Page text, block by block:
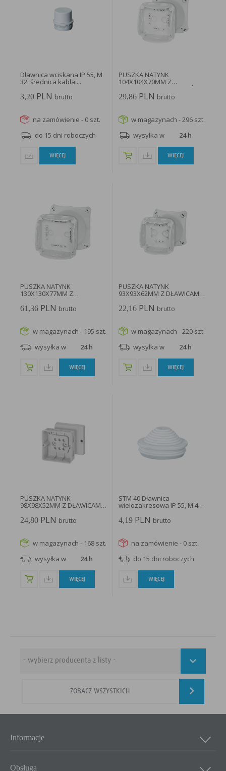
Dławnica wciskana IP 55, M
32, średnica kabla:...
3,20PLN brutto
na zamówienie - 0 szt.
do 15 dni roboczych
WIĘCEJ
PUSZKA NATYNK
104X104X70MM Z
DŁAWICAMI BEZ ZACISKÓW...
29,86 PLN brutto
w magazynach - 296 szt.
wysyłka w
24 h
WIĘCEJ
PUSZKA NATYNK
130X130X77MM Z
ZACISKÓW...
61,36PLN brutto
w magazynach - 195 szt.
wysyłka w
24 h
WIĘCEJ
PUSZKA NATYNK
93X93X62MM Z DŁAWICAMI
BEZ ZACISKÓW...
22,16 PLN brutto
w magazynach - 220 szt.
wysyłka w
24 h
WIĘCEJ
PUSZKA NATYNK
98X98X52MM Z DŁAWICAMI
BEZ ZACISKÓW...
24,80PLN brutto
w magazynach - 168 szt.
wysyłka w
24 h
WIĘCEJ
STM 40 Dławnica
wielozakresowa IP 55, M 40,
4,19 PLN brutto
na zamówienie - 0 szt.
do 15 dni roboczych
WIĘCEJ
ZOBACZ WSZYSTKICH
Informacje
Obsługa